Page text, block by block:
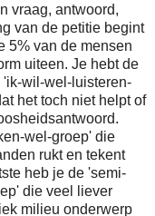
vraag, antwoord,
van de petitie begint
5% van de mensen
uiteen. Je hebt de
'ik-wil-wel-luisteren-
het toch niet helpt of
wel-groep' die
rukt en tekent
heb je de 'semi-
die veel liever
milieu onderwerp